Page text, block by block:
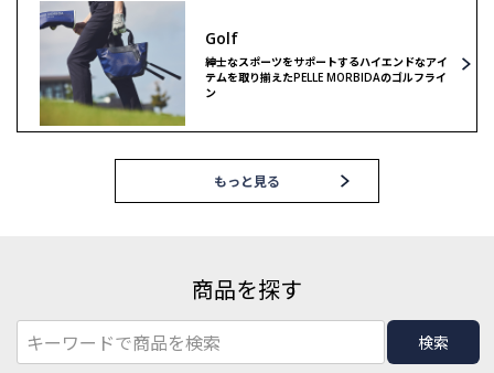
Golf
紳士なスポーツをサポートするハイエンドなアイ
テムを取り揃えたPELLE MORBIDAのゴルフライ
ン
もっと見る
商品を探す
検索